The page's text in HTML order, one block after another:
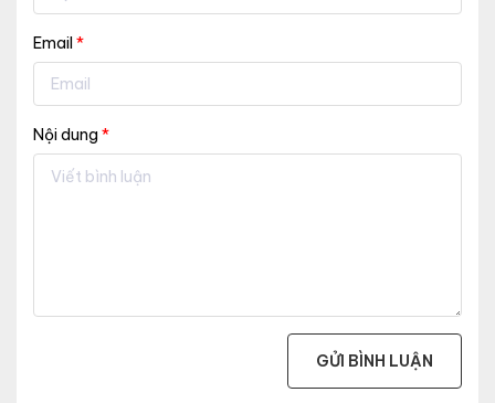
Email *
Nội dung *
GỬI BÌNH LUẬN